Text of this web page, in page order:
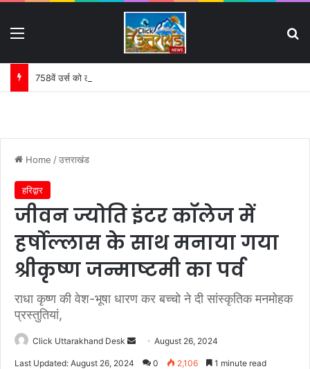
758वें उर्स को लेकर घंटों चली हाईलेवल समीक्षा बैठक:
Home /उत्तराखंड
हरिद्वार
जीवन ज्योति इंटर कॉलेज में
हर्षोल्लास के साथ मनाया गया
श्रीकृष्ण जन्माष्टमी का पर्व
राधा कृष्ण की वेश-भूषा धारण कर बच्चो ने दी सांस्कृतिक मनमोहक
प्रस्तुतियां,
Click Uttarakhand Desk August 26, 2024
Last Updated: August 26, 2024 0 2,106 1 minute read